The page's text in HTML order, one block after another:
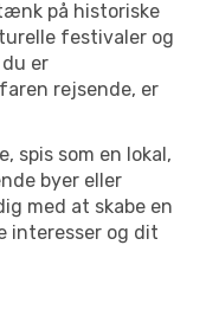
på historiske
festivaler og
er
rejsende, er
spis som en lokal,
byer eller
med at skabe en
interesser og dit